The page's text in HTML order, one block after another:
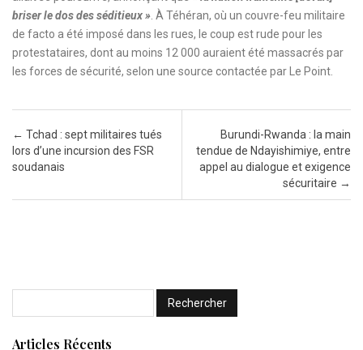
briser le dos des séditieux » . À Téhéran, où un couvre-feu militaire
de facto a été imposé dans les rues, le coup est rude pour les
protestataires, dont au moins 12 000 auraient été massacrés par
les forces de sécurité, selon une source contactée par Le Point.
Post navigation
← Tchad : sept militaires tués
lors d’une incursion des FSR
soudanais
Burundi-Rwanda : la main
tendue de Ndayishimiye, entre
appel au dialogue et exigence
sécuritaire →
Articles Récents